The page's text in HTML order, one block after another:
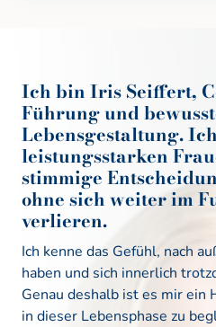
Ich bin Iris Seiffert,
Führung und
Lebensgestaltung. Ich
leistungsstarken
stimmige
ohne sich weiter im
verlieren.
Ich kenne das Gefühl, nach
haben und sich innerlich
Genau deshalb ist es mir ein
in dieser Lebensphase zu